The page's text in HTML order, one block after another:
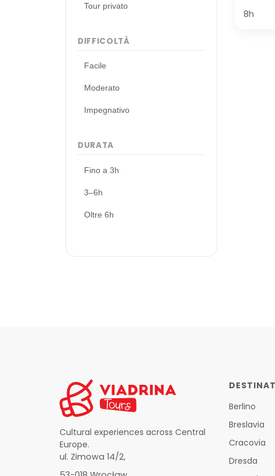
Tour privato
DIFFICOLTÀ
Facile
Moderato
Impegnativo
DURATA
Fino a 3h
3–6h
Oltre 6h
8h
Cultural experiences across Central
Europe.
ul. Zimowa 14/2,
Berlino
Breslavia
Cracovia
Dresda